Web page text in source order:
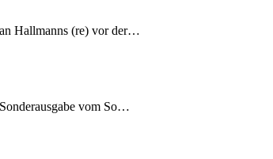
Hallmanns (re) vor der…
vom So…